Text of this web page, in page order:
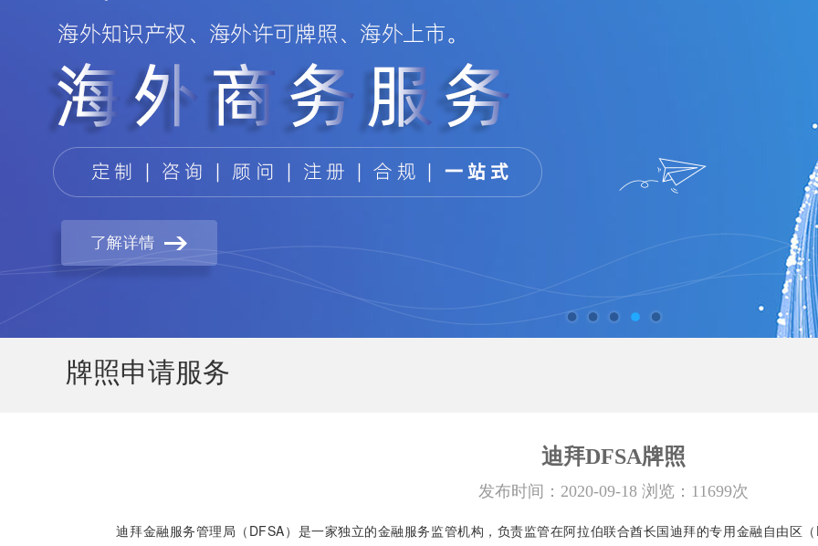
牌照申请服务
迪拜DFSA牌照
发布时间：2020-09-18 浏览：11699次
迪拜金融服务管理局（DFSA）是一家独立的金融服务监管机构，负责监管在阿拉伯联合酋长国迪拜的专用金融自由区